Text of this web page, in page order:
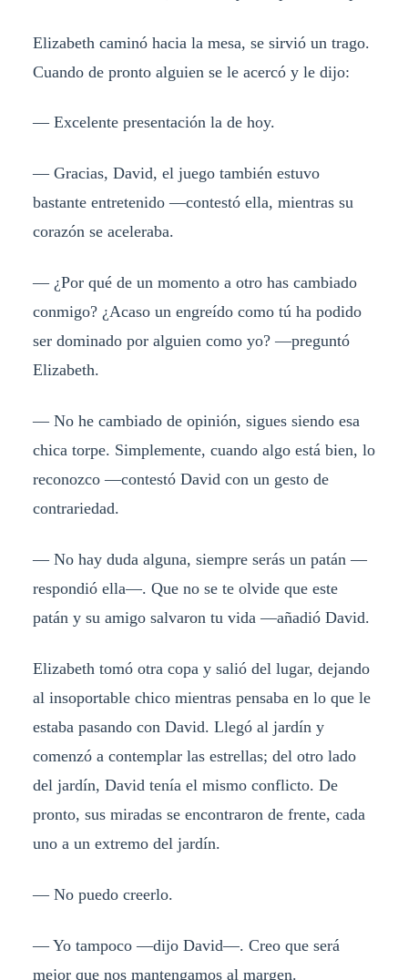
Elizabeth caminó hacia la mesa, se sirvió un trago.
Cuando de pronto alguien se le acercó y le dijo:
— Excelente presentación la de hoy.
— Gracias, David, el juego también estuvo
bastante entretenido —contestó ella, mientras su
corazón se aceleraba.
— ¿Por qué de un momento a otro has cambiado
conmigo? ¿Acaso un engreído como tú ha podido
ser dominado por alguien como yo? —preguntó
Elizabeth.
— No he cambiado de opinión, sigues siendo esa
chica torpe. Simplemente, cuando algo está bien, lo
reconozco —contestó David con un gesto de
contrariedad.
— No hay duda alguna, siempre serás un patán —
respondió ella—. Que no se te olvide que este
patán y su amigo salvaron tu vida —añadió David.
Elizabeth tomó otra copa y salió del lugar, dejando
al insoportable chico mientras pensaba en lo que le
estaba pasando con David. Llegó al jardín y
comenzó a contemplar las estrellas; del otro lado
del jardín, David tenía el mismo conflicto. De
pronto, sus miradas se encontraron de frente, cada
uno a un extremo del jardín.
— No puedo creerlo.
— Yo tampoco —dijo David—. Creo que será
mejor que nos mantengamos al margen.